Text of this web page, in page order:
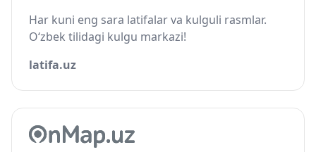
Har kuni eng sara latifalar va kulguli rasmlar.
O‘zbek tilidagi kulgu markazi!
latifa.uz